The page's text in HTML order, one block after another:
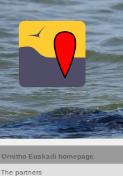
Ornitho Euskadi homepage
The partners